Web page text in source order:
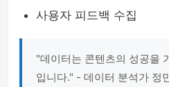
사용자 피드백 수집
"데이터는 콘텐츠의 성공을
입니다." - 데이터 분석가 정